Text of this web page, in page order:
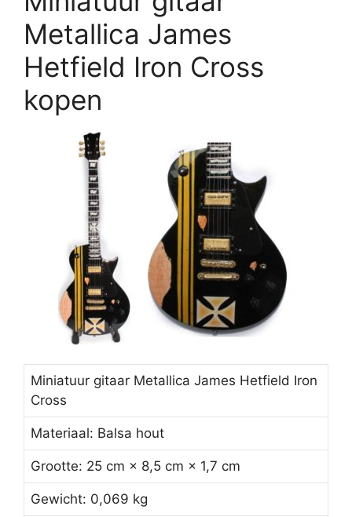
Metallica James
Hetfield Iron Cross
kopen
Miniatuur gitaar Metallica James Hetfield Iron
Cross
Materiaal: Balsa hout
Grootte: 25 cm × 8,5 cm × 1,7 cm
Gewicht: 0,069 kg